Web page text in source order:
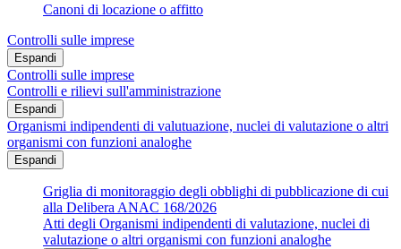
Canoni di locazione o affitto
Controlli sulle imprese
Espandi
Controlli sulle imprese
Controlli e rilievi sull'amministrazione
Espandi
Organismi indipendenti di valutuazione, nuclei di valutazione o altri
organismi con funzioni analoghe
Espandi
Griglia di monitoraggio degli obblighi di pubblicazione di cui
alla Delibera ANAC 168/2026
Atti degli Organismi indipendenti di valutazione, nuclei di
valutazione o altri organismi con funzioni analoghe